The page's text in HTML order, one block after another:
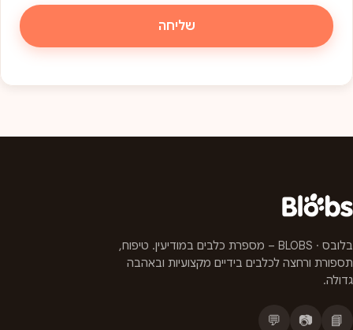
שליחה
בלובס · BLOBS – מספרת כלבים במודיעין. טיפוח,
תספורת ורחצה לכלבים בידיים מקצועיות ובאהבה
גדולה.
📘
📷
💬